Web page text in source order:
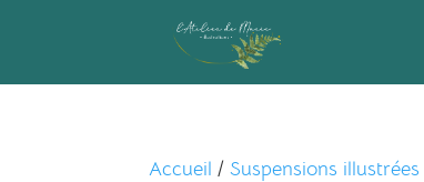
Accueil /Suspensions illustrées